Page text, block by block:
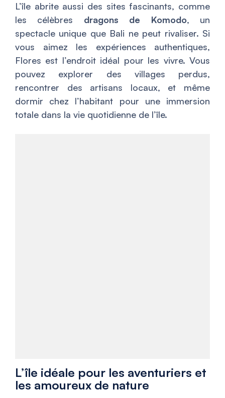
L’île abrite aussi des sites fascinants, comme
les célèbres dragons de Komodo, un
spectacle unique que Bali ne peut rivaliser. Si
vous aimez les expériences authentiques,
Flores est l’endroit idéal pour les vivre. Vous
pouvez explorer des villages perdus,
rencontrer des artisans locaux, et même
dormir chez l’habitant pour une immersion
totale dans la vie quotidienne de l’île.
L’île idéale pour les aventuriers et
les amoureux de nature